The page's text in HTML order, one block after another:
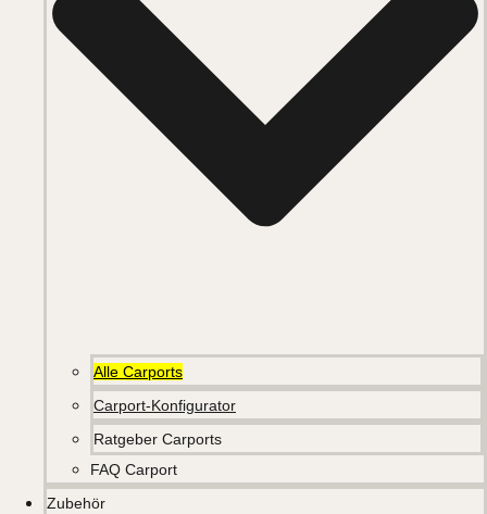
Alle Carports
Carport-Konfigurator
Ratgeber Carports
FAQ Carport
Zubehör